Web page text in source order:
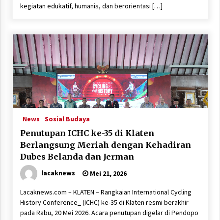
kegiatan edukatif, humanis, dan berorientasi […]
News Sosial Budaya
Penutupan ICHC ke-35 di Klaten
Berlangsung Meriah dengan Kehadiran
Dubes Belanda dan Jerman
lacaknews Mei 21, 2026
Lacaknews.com – KLATEN – Rangkaian International Cycling
History Conference_ (ICHC) ke-35 di Klaten resmi berakhir
pada Rabu, 20 Mei 2026. Acara penutupan digelar di Pendopo